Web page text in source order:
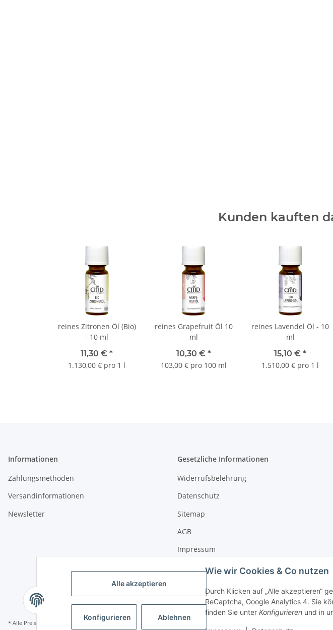
Alle akzeptieren
Konfigurieren Ablehnen
Wie wir Cookies & Co nutzen
Durch Klicken auf „Alle akzeptieren“
ReCaptcha, Google Analytics 4. Sie
finden Sie unter Konfigurieren und in
Kunden kauften
reines Zitronen Öl (Bio)
- 10 ml
11,30 € *
1.130,00 € pro 1 l
reines Grapefruit Öl 10
ml
10,30 € *
103,00 € pro 100 ml
reines Lavendel Öl - 10
ml
15,10 € *
1.510,00 € pro 1 l
Informationen
Zahlungsmethoden
Versandinformationen
Newsletter
Gesetzliche Informationen
Widerrufsbelehrung
Datenschutz
Sitemap
AGB
Impressum
* Alle Preise inkl. gesetzlicher USt., zzgl.